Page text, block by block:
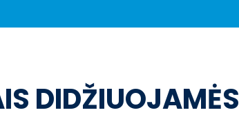
DIDŽIUOJAMĖS